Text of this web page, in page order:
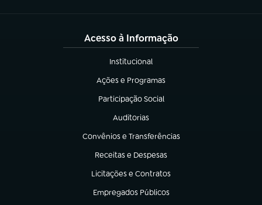
Acesso à Informação
Institucional
(abre em nova aba)
Ações e Programas
(abre em nova aba)
Participação Social
(abre em nova aba)
Auditorias
(abre em nova aba)
Convênios e Transferências
(abre em nova aba)
Receitas e Despesas
(abre em nova aba)
Licitações e Contratos
(abre em nova aba)
Empregados Públicos
(abre em nova aba)